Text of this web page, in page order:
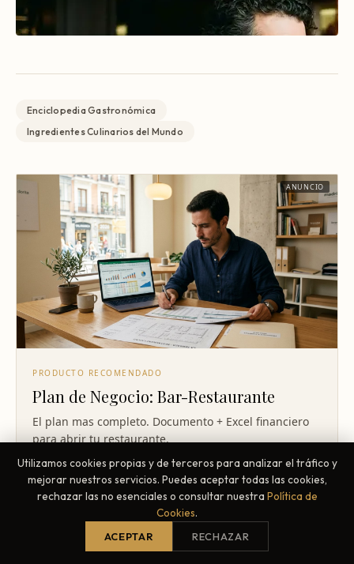
Enciclopedia Gastronómica
Ingredientes Culinarios del Mundo
ANUNCIO
PRODUCTO RECOMENDADO
Plan de Negocio: Bar-Restaurante
El plan mas completo. Documento + Excel financiero
para abrir tu restaurante.
Ver plan de negocio — 35 EUR
Utilizamos cookies propias y de terceros para analizar el tráfico y
mejorar nuestros servicios. Puedes aceptar todas las cookies,
rechazar las no esenciales o consultar nuestra Política de
Cookies.
ACEPTAR RECHAZAR